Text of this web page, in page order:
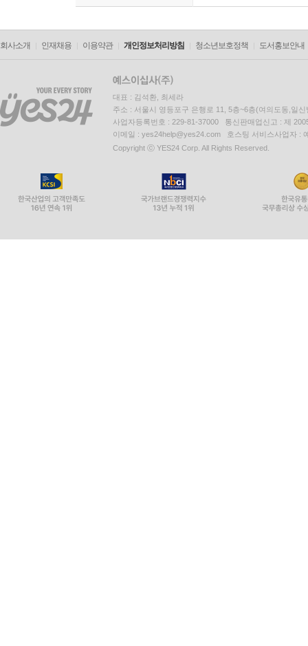
회사소개 인재채용 이용약관 개인정보처리방침 청소년보호정책 도서홍보안내
대표 : 김석환, 최세라
주소 : 서울시 영등포구 은행로 11, 5층~6층(여의도동,일신
사업자등록번호 : 229-81-37000 통신판매업신고 : 제
이메일 : yes24help@yes24.com 호스팅 서비스사업자 :
Copyright ⓒ YES24 Corp. All Rights Reserved.